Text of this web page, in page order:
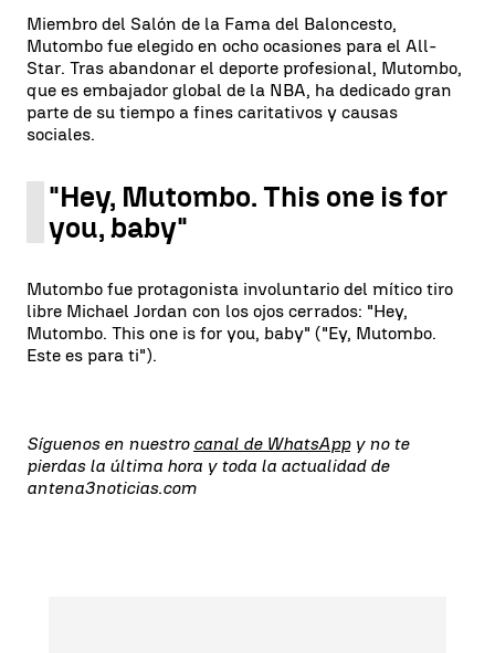
Miembro del Salón de la Fama del Baloncesto,
Mutombo fue elegido en ocho ocasiones para el All-
Star. Tras abandonar el deporte profesional, Mutombo,
que es embajador global de la NBA, ha dedicado gran
parte de su tiempo a fines caritativos y causas
sociales.
"Hey, Mutombo. This one is for
you, baby"
Mutombo fue protagonista involuntario del mítico tiro
libre Michael Jordan con los ojos cerrados: "Hey,
Mutombo. This one is for you, baby" ("Ey, Mutombo.
Este es para ti").
Síguenos en nuestro canal de WhatsAppy no te
pierdas la última hora y toda la actualidad de
antena3noticias.com